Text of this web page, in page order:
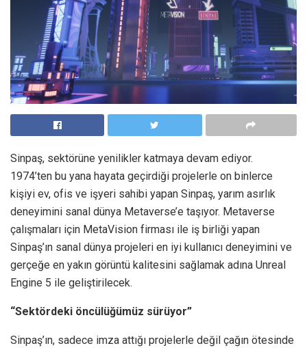
Sinpaş, sektörüne yenilikler katmaya devam ediyor.
1974’ten bu yana hayata geçirdiği projelerle on binlerce
kişiyi ev, ofis ve işyeri sahibi yapan Sinpaş, yarım asırlık
deneyimini sanal dünya Metaverse’e taşıyor. Metaverse
çalışmaları için MetaVision firması ile iş birliği yapan
Sinpaş’ın sanal dünya projeleri en iyi kullanıcı deneyimini ve
gerçeğe en yakın görüntü kalitesini sağlamak adına Unreal
Engine 5 ile geliştirilecek.
“Sektördeki öncülüğümüz sürüyor”
Sinpaş’ın, sadece imza attığı projelerle değil çağın ötesinde